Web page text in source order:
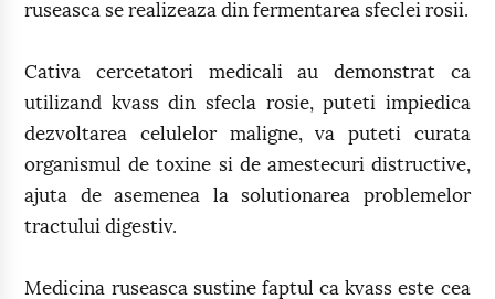
ruseasca se realizeaza din fermentarea sfeclei rosii.
Cativa cercetatori medicali au demonstrat ca
utilizand kvass din sfecla rosie, puteti impiedica
dezvoltarea celulelor maligne, va puteti curata
organismul de toxine si de amestecuri distructive,
ajuta de asemenea la solutionarea problemelor
tractului digestiv.
Medicina ruseasca sustine faptul ca kvass este cea